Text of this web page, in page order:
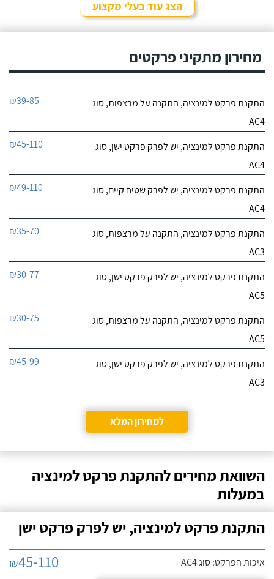
הצג עוד בעלי מקצוע
מחירון מתקיני פרקטים
התקנת פרקט למינציה, התקנה על מרצפות, סוג
AC4
₪39-85
התקנת פרקט למינציה, יש לפרק פרקט ישן, סוג
AC4
₪45-110
התקנת פרקט למינציה, יש לפרק שטיח קיים, סוג
AC4
₪49-110
התקנת פרקט למינציה, התקנה על מרצפות, סוג
AC3
₪35-70
התקנת פרקט למינציה, יש לפרק פרקט ישן, סוג
AC5
₪30-77
התקנת פרקט למינציה, התקנה על מרצפות, סוג
AC5
₪30-75
התקנת פרקט למינציה, יש לפרק פרקט ישן, סוג
AC3
₪45-99
למחירון המלא
השוואת מחירים להתקנת פרקט למינציה
במעלות
התקנת פרקט למינציה, יש לפרק פרקט ישן
איכות הפרקט: סוג AC4 ₪45-110